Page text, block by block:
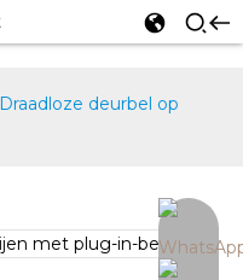
Draadloze deurbel op